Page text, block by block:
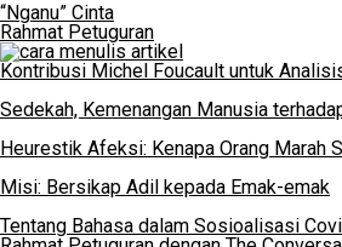
“Nganu” Cinta
Rahmat Petuguran
Kontribusi Michel Foucault untuk
Sedekah, Kemenangan Manusia
Heurestik Afeksi: Kenapa Orang Marah
Misi: Bersikap Adil kepada Emak-emak
Tentang Bahasa dalam Sosioalisasi